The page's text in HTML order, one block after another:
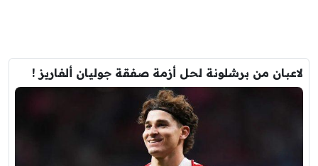
لاعبان من برشلونة لحل أزمة صفقة جوليان ألفاريز !